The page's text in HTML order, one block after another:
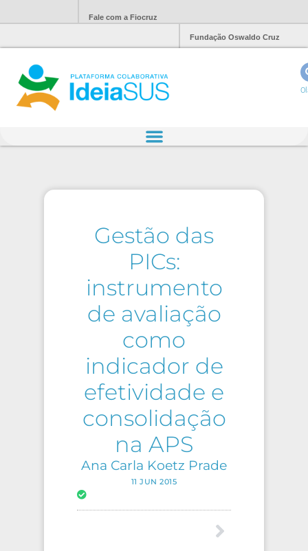
Fale com a Fiocruz
Fundação Oswaldo Cruz
Gestão das
PICs:
instrumento
de avaliação
como
indicador de
efetividade e
consolidação
na APS
Ana Carla Koetz Prade
11 JUN 2015